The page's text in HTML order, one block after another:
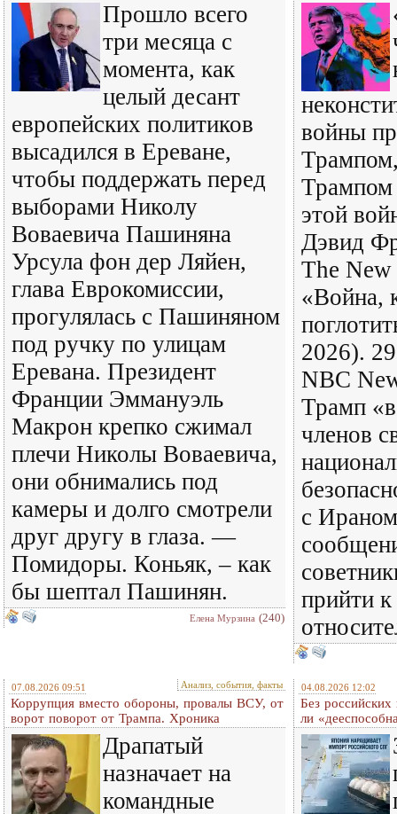
Прошло всего
три месяца с
момента, как
целый десант
европейских политиков
высадился в Ереване,
чтобы поддержать перед
выборами Николу
Воваевича Пашиняна
Урсула фон дер Ляйен,
глава Еврокомиссии,
прогулялась с Пашиняном
под ручку по улицам
Еревана. Президент
Франции Эммануэль
Макрон крепко сжимал
плечи Николы Воваевича,
они обнимались под
камеры и долго смотрели
друг другу в глаза. —
Помидоры. Коньяк, – как
бы шептал Пашинян.
Елена Мурзина (240)
войны
Трампом
этой
Дэвид
The
«Война,
2026).
NBC
Трамп
членов
с
прийти
07.08.2026 09:51 Анализ, события, факты
Коррупция вместо обороны, провалы ВСУ, от
ворот поворот от Трампа. Хроника
Драпатый
назначает на
командные
04.08.2026 12:02
Без
ли